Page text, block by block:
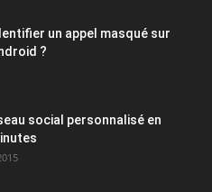
un appel masqué sur
?
social personnalisé en